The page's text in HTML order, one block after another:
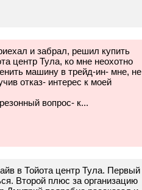
и забрал, решил купить
центр Тула, ко мне неохотно
машину в трейд-ин- мне, не
отказ- интерес к моей
вопрос- к...
в Тойота центр Тула. Первый
Второй плюс за организацию